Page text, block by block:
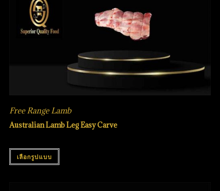
Free Range Lamb
Australian Lamb Leg Easy Carve
เลือกรูปแบบ